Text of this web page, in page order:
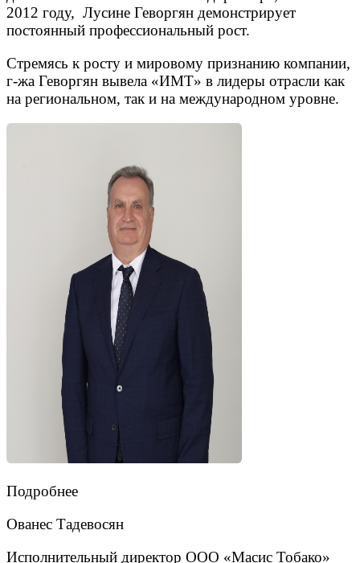
2012 году, Лусине Геворгян демонстрирует
постоянный профессиональный рост.
Стремясь к росту и мировому признанию компании,
г-жа Геворгян вывела «ИМТ» в лидеры отрасли как
на региональном, так и на международном уровне.
Подробнее
Ованес Тадевосян
Исполнительный директор ООО «Масис Тобако»